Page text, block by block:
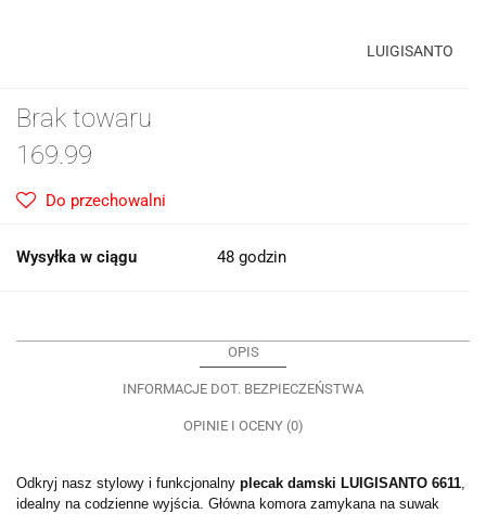
LUIGISANTO
Brak towaru
169.99
Do przechowalni
Wysyłka w ciągu 48 godzin
OPIS
INFORMACJE DOT. BEZPIECZEŃSTWA
OPINIE I OCENY (0)
Odkryj nasz stylowy i funkcjonalny plecak damski LUIGISANTO 6611
idealny na codzienne wyjścia. Główna komora zamykana na suwak